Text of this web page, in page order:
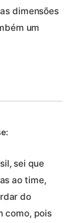
dimensões
um
sei que
ao time,
do
como, pois